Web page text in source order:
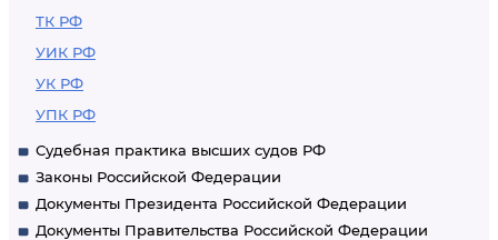
ТК РФ
УИК РФ
УК РФ
УПК РФ
Судебная практика высших судов РФ
Законы Российской Федерации
Документы Президента Российской Федерации
Документы Правительства Российской Федерации